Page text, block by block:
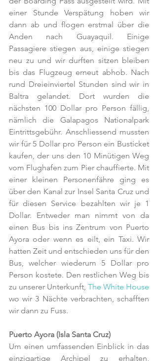
einer Stunde Verspätung hoben wir
dann ab und flogen erstmal über die
Anden nach Guayaquil. Einige
Passagiere stiegen aus, einige stiegen
neu zu und wir durften sitzen bleiben
bis das Flugzeug erneut abhob. Nach
rund Dreieinviertel Stunden sind wir in
Baltra gelandet. Dort wurden die
nächsten 100 Dollar pro Person fällig,
nämlich die Galapagos Nationalpark
Eintrittsgebühr. Anschliessend mussten
wir für 5 Dollar pro Person ein Busticket
kaufen, der uns den 10 Minütigen Weg
vom Flughafen zum Pier chauffierte. Mit
einer kleinen Personenfähre ging es
über den Kanal zur Insel Santa Cruz und
für diesen Service bezahlten wir je 1
Dollar. Entweder man nimmt von da
einen Bus bis ins Zentrum von Puerto
Ayora oder wenn es eilt, ein Taxi. Wir
hatten Zeit und entschieden uns für den
Bus, welcher wiederum 5 Dollar pro
Person kostete. Den restlichen Weg bis
zu unserer Unterkunft, The White House
wo wir 3 Nächte verbrachten, schafften
wir dann zu Fuss.
Puerto Ayora (Isla Santa Cruz)
Um einen umfassenden Einblick in das
einzigartige Archipel zu erhalten,